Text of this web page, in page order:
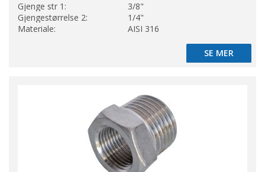
Gjenge str 1:
3/8"
Gjengestørrelse 2:
1/4"
Materiale:
AISI 316
SE MER
SE MER